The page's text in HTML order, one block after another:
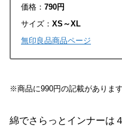
価格：790円
サイズ：XS～XL
無印良品商品ページ
※商品に990円の記載がありま
綿でさらっとインナーは